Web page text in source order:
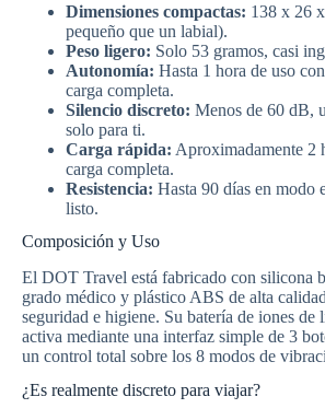
Dimensiones compactas: 138 x 26
pequeño que un labial).
Peso ligero: Solo 53 gramos, casi
Autonomía: Hasta 1 hora de uso
carga completa.
Silencio discreto: Menos de 60 dB,
solo para ti.
Carga rápida: Aproximadamente 2
carga completa.
Resistencia: Hasta 90 días en modo
listo.
Composición y Uso
El DOT Travel está fabricado con silicona
grado médico y plástico ABS de alta
seguridad e higiene. Su batería de iones de
activa mediante una interfaz simple de 3
un control total sobre los 8 modos de
¿Es realmente discreto para viajar?